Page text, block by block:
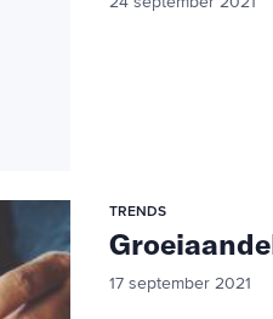
TRENDS
17 september 2021